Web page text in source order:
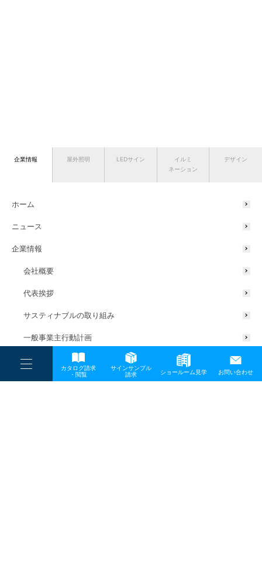
----
----
-
カタログ請求
・閲覧
サインサンプル
請求
ショールーム見学 お問い合わせ
企業情報 屋外照明 LEDサイン
イルミ
ネーション
デザイン
ホーム
ニュース
企業情報
会社概要
代表挨拶
サスティナブルの取り組み
一般事業主行動計画